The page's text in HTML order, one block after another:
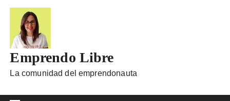
t
Emprendo Libre
La comunidad del emprendonauta